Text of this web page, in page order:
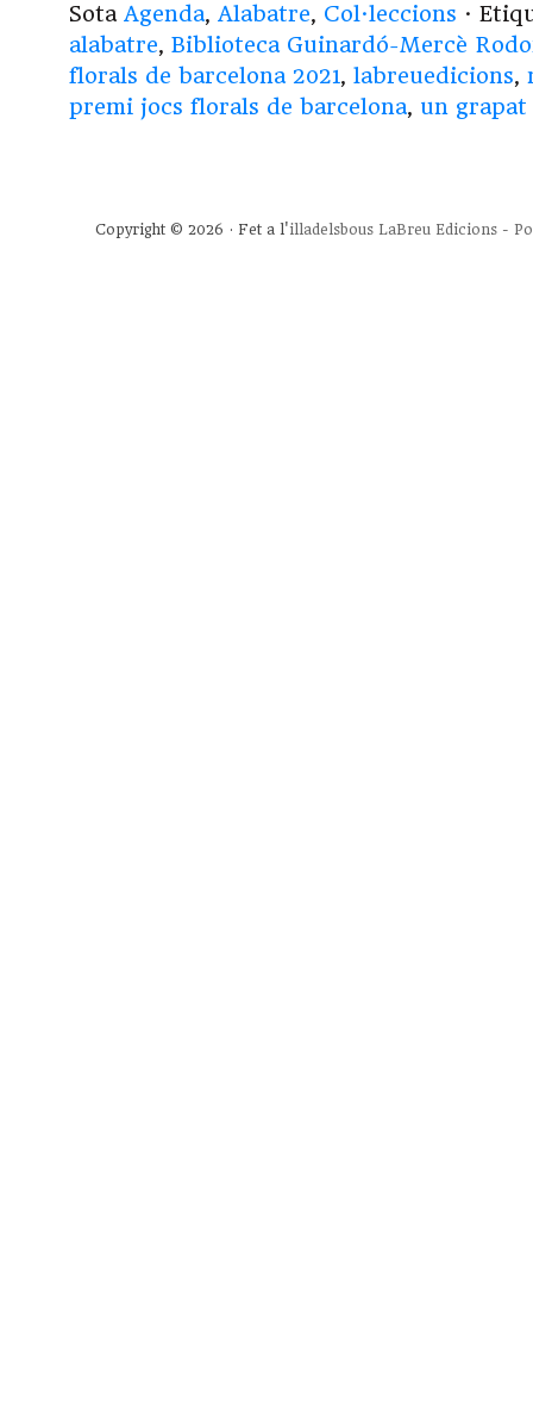
Sota Agenda, Alabatre, Col·leccions ·
alabatre, Biblioteca Guinardó-Mercè
florals de barcelona 2021, labreuedicions,
premi jocs florals de barcelona, un grapat
Copyright © 2026 · Fet a l'illadelsbous LaBreu Edicions -